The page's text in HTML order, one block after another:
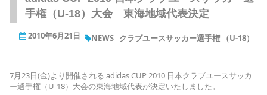
手権（U-18）大会 東海地域代表決定
2010年6月21日 NEWS クラブユースサッカー選手権 （U-18）
7月23日(金)より開催される adidas CUP 2010 日本クラブユースサッカ
ー選手権（U-18）大会の東海地域代表が決定いたしました。